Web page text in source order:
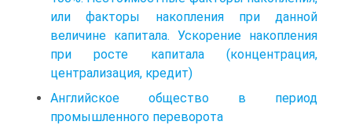
или факторы накопления при данной
величине капитала. Ускорение накопления
при росте капитала (концентрация,
централизация, кредит)
Английское общество в период
промышленного переворота